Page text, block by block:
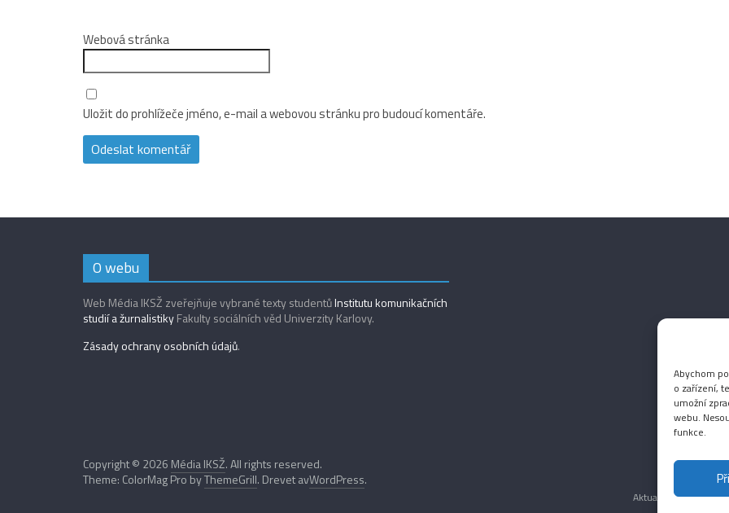
Abychom
o zařízení,
umožní
webu.
funkce.
Webová stránka
Uložit do prohlížeče jméno, e-mail a webovou stránku pro budoucí komentáře.
O webu
Web Média IKSŽ zveřejňuje vybrané texty studentůInstitutu komunikačních
studií a žurnalistikyFakulty sociálních věd Univerzity Karlovy.
Zásady ochrany osobních údajů.
Aktuality Magazín
Copyright © 2026 Média IKSŽ. All rights reserved.
Theme: ColorMag Pro byThemeGrill. Drevet avWordPress.